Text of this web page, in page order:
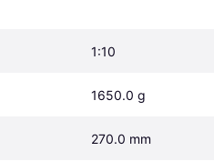
1:10
1650.0 g
270.0 mm